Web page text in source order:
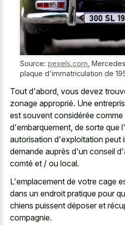
Source: pexels.com
plaque d'immatriculation de
Tout d'abord, vous devez
zonage approprié. Une
est souvent considérée comme
d'embarquement, de sorte que
autorisation d'exploitation peut
demande auprès d'un conseil
comté et / ou local.
L'emplacement de votre cage
dans un endroit pratique pour
chiens puissent déposer et
compagnie.